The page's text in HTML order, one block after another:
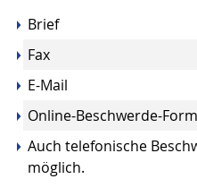
Brief
Fax
E-Mail
Online-Beschwerde-
Auch telefonische
möglich.